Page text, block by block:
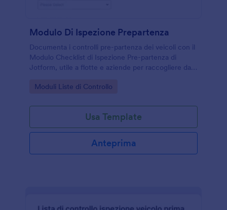
Modulo Di Ispezione Prepartenza
Documenta i controlli pre-partenza dei veicoli con il
Modulo Checklist di Ispezione Pre-partenza di
Jotform, utile a flotte e aziende per raccogliere dati
viaggio.
Go to Category:
Moduli Liste di Controllo
Usa Template
Anteprima